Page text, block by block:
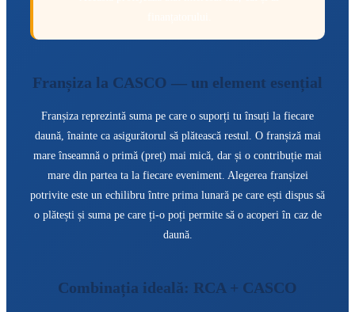
Franșiza la CASCO — un element esențial
Franșiza reprezintă suma pe care o suporți tu însuți la fiecare
daună, înainte ca asigurătorul să plătească restul. O franșiză mai
mare înseamnă o primă (preț) mai mică, dar și o contribuție mai
mare din partea ta la fiecare eveniment. Alegerea franșizei
potrivite este un echilibru între prima lunară pe care ești dispus să
o plătești și suma pe care ți-o poți permite să o acoperi în caz de
daună.
Combinația ideală: RCA + CASCO